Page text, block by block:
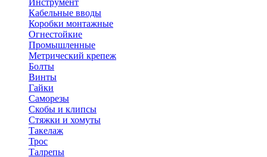
Инструмент
Кабельные вводы
Коробки монтажные
Огнестойкие
Промышленные
Метрический крепеж
Болты
Винты
Гайки
Саморезы
Скобы и клипсы
Стяжки и хомуты
Такелаж
Трос
Талрепы